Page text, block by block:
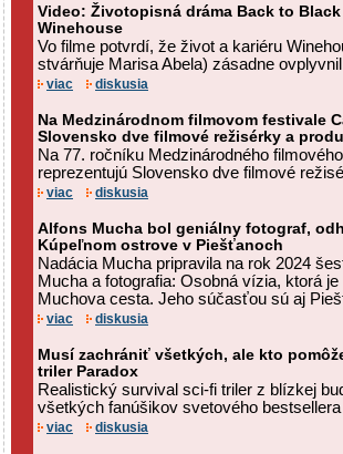
Video: Životopisná dráma Back to
Winehouse
Vo filme potvrdí, že život a kariéru
stvárňuje Marisa Abela) zásadne
viac diskusia
Na Medzinárodnom filmovom festivale
Slovensko dve filmové režisérky a
Na 77. ročníku Medzinárodného
reprezentujú Slovensko dve filmové
viac diskusia
Alfons Mucha bol geniálny fotograf,
Kúpeľnom ostrove v Piešťanoch
Nadácia Mucha pripravila na rok 2024
Mucha a fotografia: Osobná vízia, ktorá
Muchova cesta. Jeho súčasťou sú aj
viac diskusia
Musí zachrániť všetkých, ale kto
triler Paradox
Realistický survival sci-fi triler z blízkej
všetkých fanúšikov svetového
viac diskusia